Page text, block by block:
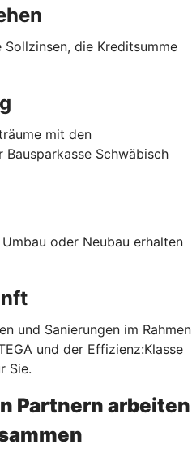
die Kreditsumme
mit den
Schwäbisch
oder Neubau erhalten
und Sanierungen im Rahmen
und der Effizienz:Klasse
Sie.
Partnern arbeiten